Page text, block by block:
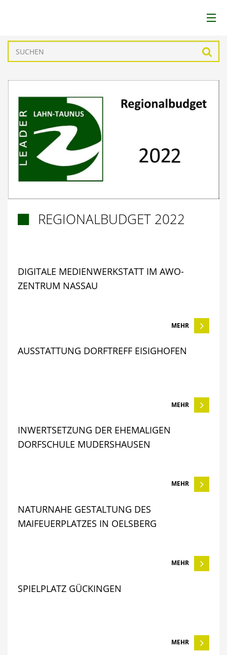
LEADER
LAG
FÖRDERUNGEN
PROJEKTE
DOWNLOADS
REGIONALBUDGET 2022
DIGITALE MEDIENWERKSTATT IM AWO-
ZENTRUM NASSAU
MEHR
AUSSTATTUNG DORFTREFF EISIGHOFEN
MEHR
INWERTSETZUNG DER EHEMALIGEN
DORFSCHULE MUDERSHAUSEN
MEHR
NATURNAHE GESTALTUNG DES
MAIFEUERPLATZES IN OELSBERG
MEHR
SPIELPLATZ GÜCKINGEN
MEHR